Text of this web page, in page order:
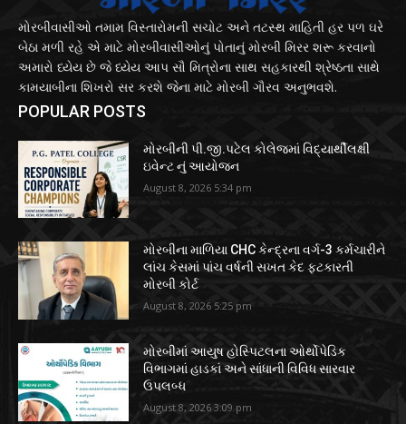
મોરબીવાસીઓ તમામ વિસ્તારોમની સચોટ અને તટસ્થ માહિતી હર પળ ઘરે
બેઠા મળી રહે એ માટે મોરબીવાસીઓનું પોતાનું મોરબી મિરર શરૂ કરવાનો
અમારો ધ્યેય છે જે ધ્યેય આપ સૌ મિત્રોના સાથ સહકારથી શ્રેષ્ઠતા સાથે
કામયાબીના શિખરો સર કરશે જેના માટે મોરબી ગૌરવ અનુભવશે.
POPULAR POSTS
મોરબીની પી.જી.પટેલ કોલેજમાં વિદ્યાર્થીલક્ષી
ઇવેન્ટ નું આયોજન
August 8, 2026 5:34 pm
મોરબીના માળિયા CHC કેન્દ્રના વર્ગ-3 કર્મચારીને
લાંચ કેસમાં પાંચ વર્ષની સખત કેદ ફટકારતી
મોરબી કોર્ટ
August 8, 2026 5:25 pm
મોરબીમાં આયુષ હોસ્પિટલના ઓર્થોપેડિક
વિભાગમાં હાડકાં અને સાંધાની વિવિધ સારવાર
ઉપલબ્ધ
August 8, 2026 3:09 pm